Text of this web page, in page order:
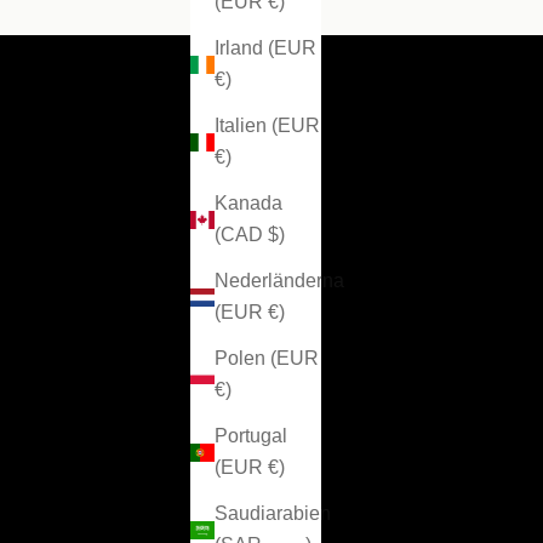
Irland (EUR
€)
Italien (EUR
€)
Kanada
(CAD $)
Nederländerna
(EUR €)
Polen (EUR
€)
Portugal
(EUR €)
Saudiarabien